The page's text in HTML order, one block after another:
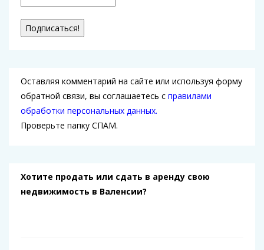
Оставляя комментарий на сайте или используя форму
обратной связи, вы соглашаетесь с правилами
обработки персональных данных.
Проверьте папку СПАМ.
Хотите продать или сдать в аренду свою
недвижимость в Валенсии?